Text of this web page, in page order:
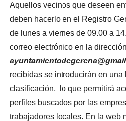
Aquellos vecinos que deseen
deben hacerlo en el Registro
de lunes a viernes de 09.00 a
correo electrónico en la dirección
recibidas se introducirán en una
clasificación, lo que permitirá
perfiles buscados por las
trabajadores locales. En la web